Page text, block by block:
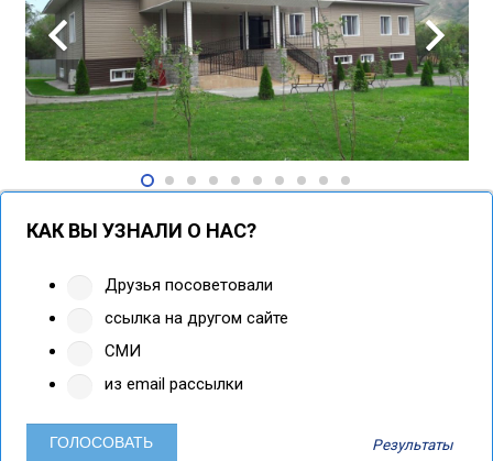
КАК ВЫ УЗНАЛИ О НАС?
Друзья посоветовали
ссылка на другом сайте
СМИ
из email рассылки
Результаты